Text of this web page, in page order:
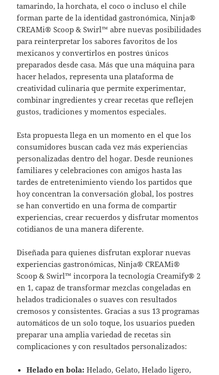
tamarindo, la horchata, el coco o incluso el chile
forman parte de la identidad gastronómica, Ninja®
CREAMi® Scoop & Swirl™ abre nuevas posibilidades
para reinterpretar los sabores favoritos de los
mexicanos y convertirlos en postres únicos
preparados desde casa. Más que una máquina para
hacer helados, representa una plataforma de
creatividad culinaria que permite experimentar,
combinar ingredientes y crear recetas que reflejen
gustos, tradiciones y momentos especiales.
Esta propuesta llega en un momento en el que los
consumidores buscan cada vez más experiencias
personalizadas dentro del hogar. Desde reuniones
familiares y celebraciones con amigos hasta las
tardes de entretenimiento viendo los partidos que
hoy concentran la conversación global, los postres
se han convertido en una forma de compartir
experiencias, crear recuerdos y disfrutar momentos
cotidianos de una manera diferente.
Diseñada para quienes disfrutan explorar nuevas
experiencias gastronómicas, Ninja® CREAMi®
Scoop & Swirl™ incorpora la tecnología Creamify® 2
en 1, capaz de transformar mezclas congeladas en
helados tradicionales o suaves con resultados
cremosos y consistentes. Gracias a sus 13 programas
automáticos de un solo toque, los usuarios pueden
preparar una amplia variedad de recetas sin
complicaciones y con resultados personalizados:
Helado en bola:Helado, Gelato, Helado ligero,